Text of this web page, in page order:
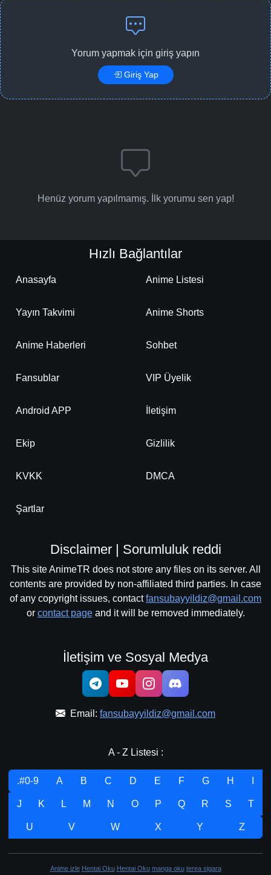
Yorum yapmak için giriş yapın
Giriş Yap
Henüz yorum yapılmamış. İlk yorumu sen yap!
Hızlı Bağlantılar
Anasayfa Anime Listesi
Yayın Takvimi Anime Shorts
Anime Haberleri Sohbet
Fansublar VIP Üyelik
Android APP İletişim
Ekip Gizlilik
KVKK DMCA
Şartlar
Disclaimer | Sorumluluk reddi
This site AnimeTR does not store any files on its server. All
contents are provided by non-affiliated third parties. In case
of any copyright issues, contactfansubayyildiz@gmail.com
or contact pageand it will be removed immediately.
İletişim ve Sosyal Medya
Email: fansubayyildiz@gmail.com
A - Z Listesi :
.#0-9 A B C D E F G H
J K L M N O P Q R S T
U V W X Y Z
Anime izle Hentai Oku Hentai Oku manga oku terea sigara